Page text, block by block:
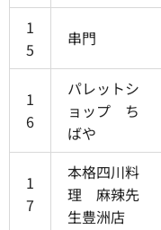
1
5
串門
1
6
パレットシ
ョップ ち
ばや
1
7
本格四川料
理 麻辣先
生豊洲店